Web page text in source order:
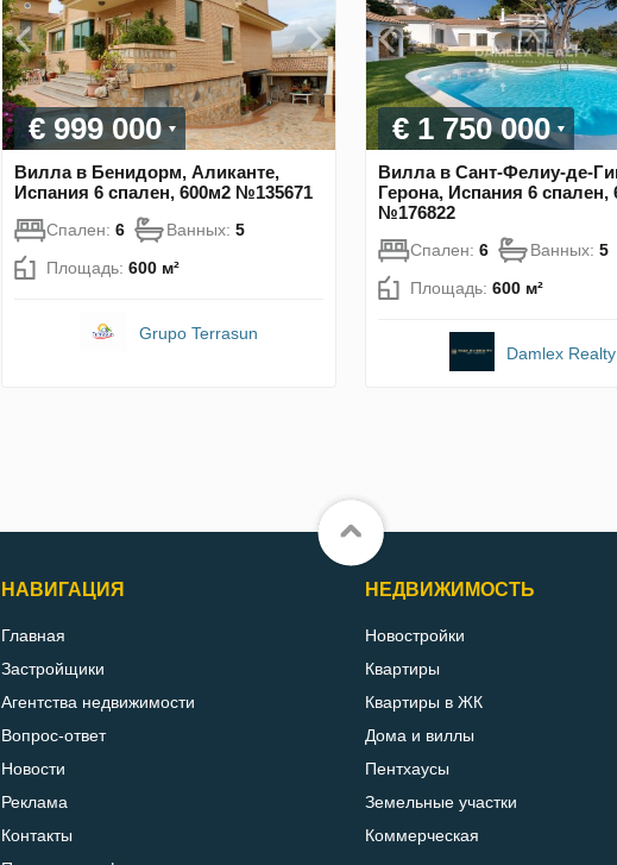
€ 999 000
Вилла в Бенидорм, Аликанте,
Испания 6 спален, 600м2 №135671
Спален: 6 Ванных: 5
Площадь: 600 м²
Grupo Terrasun
€ 1 750 000
Вилла в Сант-Фелиу-де-
Герона, Испания 6 спален,
№176822
Спален: 6 Ванных: 5
Площадь: 600 м²
Damlex Realty
НАВИГАЦИЯ
Главная
Застройщики
Агентства недвижимости
Вопрос-ответ
Новости
Реклама
Контакты
НЕДВИЖИМОСТЬ
Новостройки
Квартиры
Квартиры в ЖК
Дома и виллы
Пентхаусы
Земельные участки
Коммерческая